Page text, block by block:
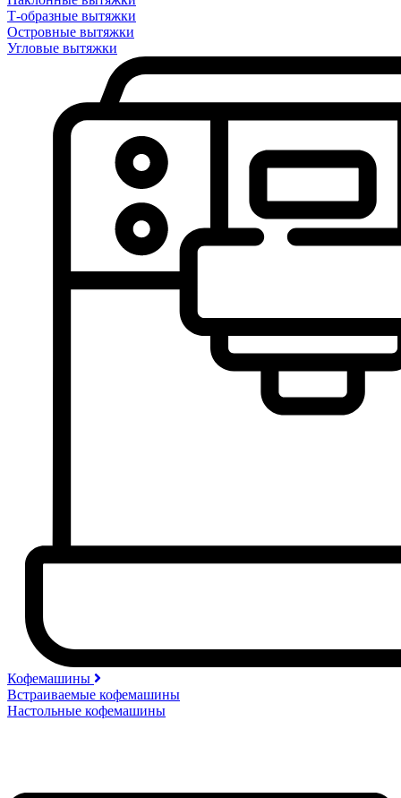
Т-образные вытяжки
Островные вытяжки
Угловые вытяжки
Кофемашины
Встраиваемые кофемашины
Настольные кофемашины